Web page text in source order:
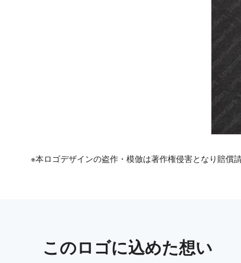
※本ロゴデザインの盗作・模倣は著作権侵害となり賠償
このロゴに込めた想い